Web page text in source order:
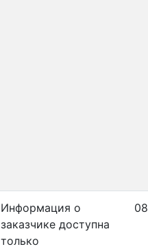
Информация о
заказчике доступна
только